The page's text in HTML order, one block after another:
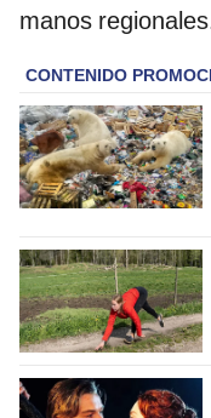
manos